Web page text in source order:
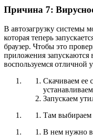
Причина 7:
В автозагрузку системы
которая теперь
браузер. Чтобы это
приложения запускаются
воспользуемся отличной
Скачиваем ее
Запускаем
Там выбираем
В нем нужно